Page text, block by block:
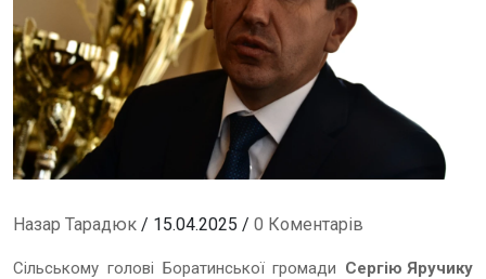
Назар Тарадюк / 15.04.2025 / 0 Коментарів
Сільському голові Боратинської громади Сергію Яручику